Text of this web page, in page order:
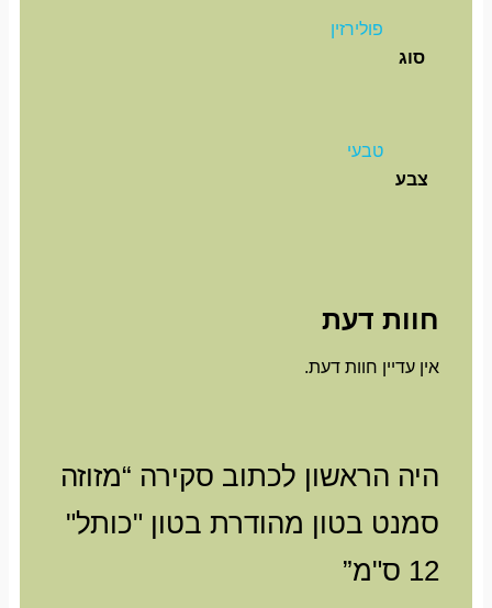
סוג
פולירזין
צבע
טבעי
חוות דעת
אין עדיין חוות דעת.
היה הראשון לכתוב סקירה “מזוזה
סמנט בטון מהודרת בטון "כותל"
12 ס"מ”